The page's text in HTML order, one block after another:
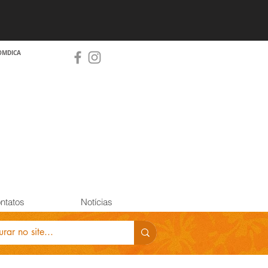
Notícias